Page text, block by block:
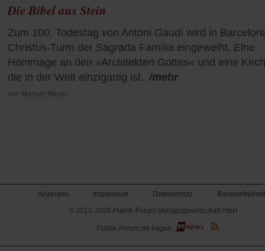
Die Bibel aus Stein
Zum 100. Todestag von Antoni Gaudí wird in
Christus-Turm der Sagrada Família eingeweiht. Eine
Hommage an den »Architekten Gottes« und eine
die in der Welt einzigartig ist. /mehr
von Manuel Meyer
Anzeigen Impressum Datenschutz
Barrierefreiheit
© 2012-2026 Publik-Forum Verlagsgesellschaft mbH
(Öffnet
in
neuen
Publik-Forum.de folgen: